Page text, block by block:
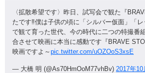
〈拡散希望です〉昨日、試写会で観た『
たです‼僕は子供の頃に「シルバー仮面」「
で観て育った世代、今の時代に二つの特撮番
合させて映画に本当に感動です『BRAVE
映画ですよ～ pic.twitter.com/uOZOoS3xsE
— 大橋 明 (@As70HmOoM77vhBv) 2017年10